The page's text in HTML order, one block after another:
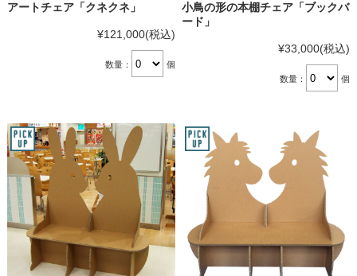
アートチェア「クネクネ」
¥121,000(税込)
数量： 個
小鳥の形の本棚チェア「ブックバ
ード」
¥33,000(税込)
数量： 個